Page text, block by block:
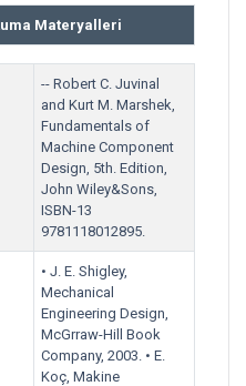
Materyalleri
-- Robert C. Juvinal
and Kurt M. Marshek,
Fundamentals of
Machine Component
Design, 5th. Edition,
John Wiley&Sons,
ISBN-13
9781118012895.
• J. E. Shigley,
Mechanical
Engineering Design,
McGrraw-Hill Book
Company, 2003. • E.
Koç, Makine